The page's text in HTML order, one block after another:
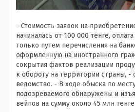
- Стоимость заявок на
начиналась от 100 000 тенге,
только путем перечисления на
оформленную на иностранного
сокрытия фактов реализации
к обороту на территории страны, -
ведомство. - В ходе обыска по
подозреваемого обнаружены и
вейпов на сумму около 45 млн тенге.